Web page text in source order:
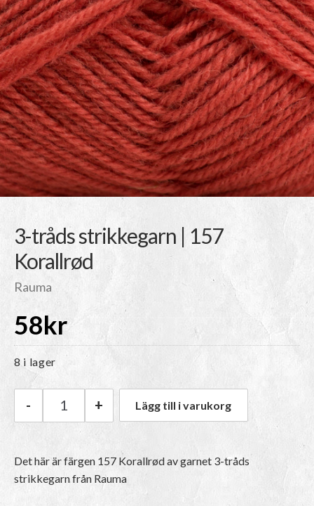
3-tråds strikkegarn | 157
Korallrød
Rauma
58kr
8 i lager
Rauma 3-tråds strikkegarn | 157 Korallrød
- + Lägg till i varukorg
Det här är färgen 157 Korallrødav garnet 3-tråds
strikkegarnfrån Rauma